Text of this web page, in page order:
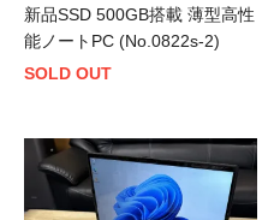
新品SSD 500GB搭載 薄型高性
能ノートPC (No.0822s-2)
SOLD OUT